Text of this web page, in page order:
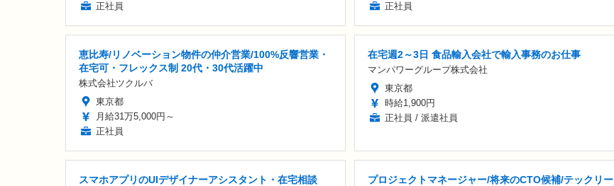
正社員
正社員
恵比寿/リノベーション物件の仲介営業/100%反響営業・
在宅可・フレックス制 20代・30代活躍中
株式会社ツクルバ
東京都
月給31万5,000円～
正社員
在宅週2～3日 食品輸入会社で輸入事務のお仕事
マンパワーグループ株式会社
東京都
時給1,900円
正社員 / 派遣社員
スマホアプリのUIデザイナーアシスタント・在宅相談
プロジェクトマネージャー/将来のCTO候補/テックリー